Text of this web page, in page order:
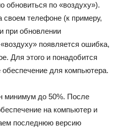
обновиться по «воздуху»).
телефоне (к примеру,
при обновлении
появляется ошибка,
Для этого и понадобится
для компьютера.
минимум до 50%. После
на компьютер и
последнюю версию